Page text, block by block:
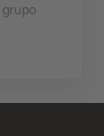
grupo